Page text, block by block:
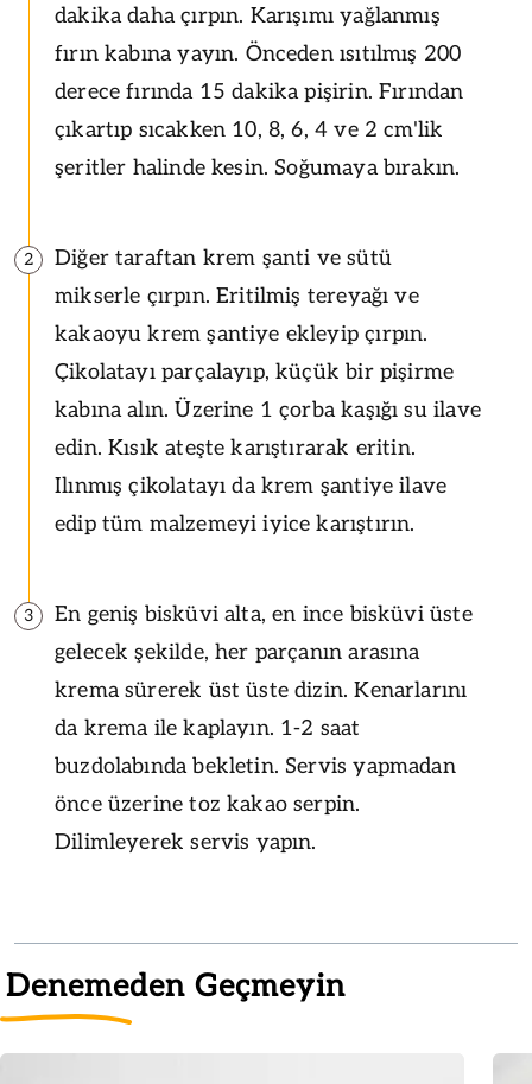
dakika daha çırpın. Karışımı yağlanmış
fırın kabına yayın. Önceden ısıtılmış 200
derece fırında 15 dakika pişirin. Fırından
çıkartıp sıcakken 10, 8, 6, 4 ve 2 cm'lik
şeritler halinde kesin. Soğumaya bırakın.
2
Diğer taraftan krem şanti ve sütü
mikserle çırpın. Eritilmiş tereyağı ve
kakaoyu krem şantiye ekleyip çırpın.
Çikolatayı parçalayıp, küçük bir pişirme
kabına alın. Üzerine 1 çorba kaşığı su ilave
edin. Kısık ateşte karıştırarak eritin.
Ilınmış çikolatayı da krem şantiye ilave
edip tüm malzemeyi iyice karıştırın.
3
En geniş bisküvi alta, en ince bisküvi üste
gelecek şekilde, her parçanın arasına
krema sürerek üst üste dizin. Kenarlarını
da krema ile kaplayın. 1-2 saat
buzdolabında bekletin. Servis yapmadan
önce üzerine toz kakao serpin.
Dilimleyerek servis yapın.
Denemeden Geçmeyin